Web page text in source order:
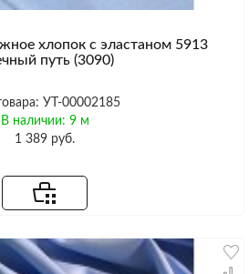
хлопок с эластаном 5913
путь (3090)
УТ-00002185
В наличии: 9 м
1 389 руб.